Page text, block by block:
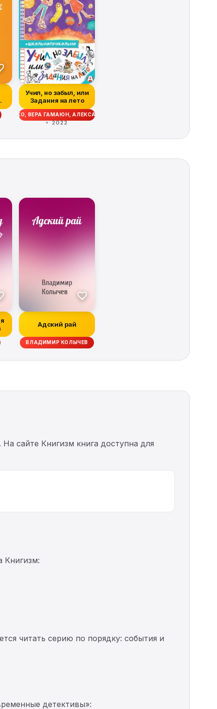
АЛЕКСАНДР ЦЫПКИН
Учил, но забыл, или
Задания на лето
ВЕРА ГАМАЮН, АЛЕКСАНДР ЕГОРОВ, ЕЛЕНА ПАЛЬВАНОВА,
2022
Адский рай
ВЛАДИМИР КОЛЫЧЕВ
сайте Книгизм книга доступна для
Книгизм:
читать серию по порядку: события и
детективы»: